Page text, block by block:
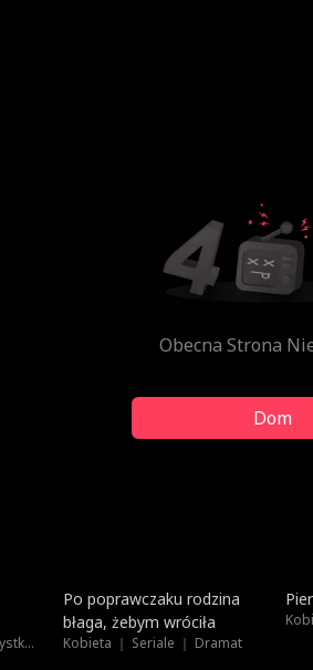
Obecna Strona
Dom
Kobieta ｜ Seriale ｜ Wszystkie Wiek
Po poprawczaku rodzina
błaga, żebym wróciła
Kobieta ｜ Seriale ｜ Dramat